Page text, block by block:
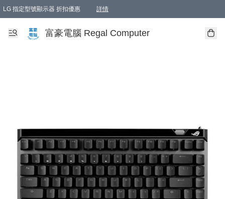
LG 指定型號顯示器 折扣優惠 詳情
富豪電腦 Regal Computer